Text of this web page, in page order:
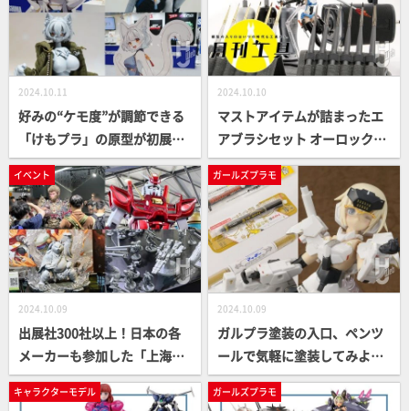
メ 陽光（サンシャイン）」
「皇巫 アマテラス 日蝕（エク
リプス）」など各ガールズプ
ラモシリーズから新作が展示
ビーショー2024】
Ⅰ」、30MP「後藤ひとり」
など、30ML新商品が展示【B
ANDAI SPIRITS／全日本模型
ホビーショー2024】
2024.10.11
好みの“ケモ度”が調節できる
「けもプラ」の原型が初展
示！新感覚の愛でるプラモを
ご紹介【青島文化教材社／全
日本模型ホビーショー2024】
2024.10.10
マストアイテムが詰まったエ
アブラシセット オーロックス
「AERO CROSS（エアロクロ
ス）」で塗装を始めよう！
【月刊工具】
イベント
2024.10.09
出展社300社以上！日本の各
メーカーも参加した「上海ワ
ンフェス2024（WonderFesti
val 2024 Shanghai）」を取
ガールズプラモ
2024.10.09
ガルプラ塗装の入口、ペンツ
ールで気軽に塗装してみよ
う！さまざまなペンツールを
ピックアップ【ガルプラレス
キャラクターモデル ガールズプラモ